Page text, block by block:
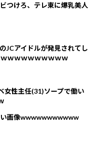
つけろ、テレ東に爆乳美人
JCアイドルが発見されてし
ｗｗｗｗｗｗｗｗｗ
女性主任(31)ソープで働い
い画像wwwwwwwwwww